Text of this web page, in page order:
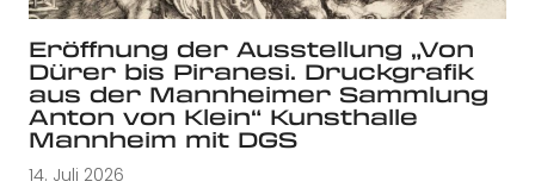
Eröffnung der Ausstellung „Von
Dürer bis Piranesi. Druckgrafik
aus der Mannheimer Sammlung
Anton von Klein“ Kunsthalle
Mannheim mit DGS
14. Juli 2026